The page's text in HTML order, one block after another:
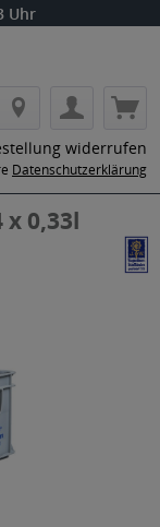
Uhr
widerrufen
Datenschutzerklärung
0,33l